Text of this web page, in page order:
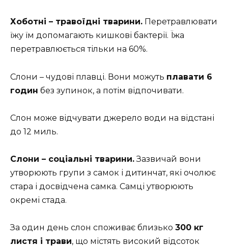
Хоботні – травоїдні тварини. Перетравлювати
їжу їм допомагають кишкові бактерії. Їжа
перетравлюється тільки на 60%.
Слони – чудові плавці. Вони можуть плавати 6
годин без зупинок, а потім відпочивати.
Слон може відчувати джерело води на відстані
до 12 миль.
Слони – соціальні тварини.Зазвичай вони
утворюють групи з самок і дитинчат, які очолює
стара і досвідчена самка. Самці утворюють
окремі стада.
За один день слон споживає близько 300 кг
листя і трави, що містять високий відсоток